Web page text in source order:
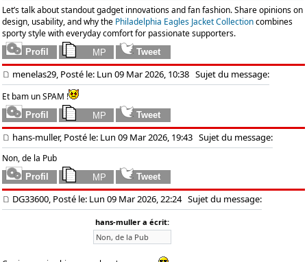
Let’s talk about standout gadget innovations and fan fashion. Share opinions on
design, usability, and why the Philadelphia Eagles Jacket Collectioncombines
sporty style with everyday comfort for passionate supporters.
menelas29, Posté le: Lun 09 Mar 2026, 10:38 Sujet du message:
Et bam un SPAM !
hans-muller, Posté le: Lun 09 Mar 2026, 19:43 Sujet du message:
Non, de la Pub
DG33600, Posté le: Lun 09 Mar 2026, 22:24Sujet du message:
hans-muller a écrit:
Non, de la Pub